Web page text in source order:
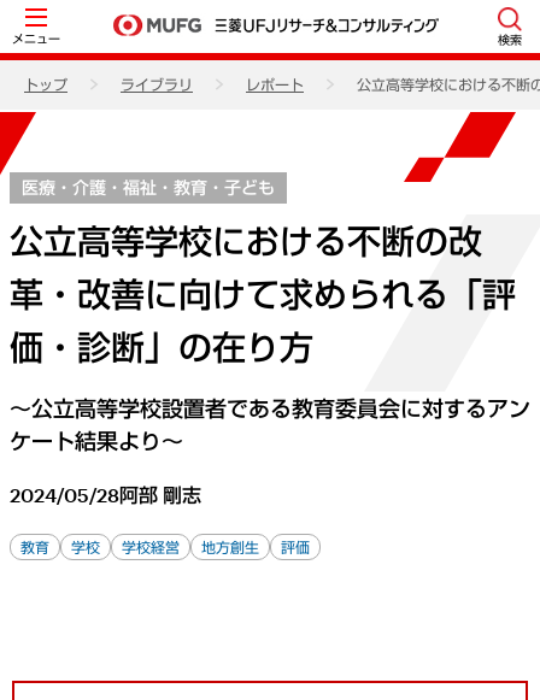
メニュー 検索
トップ ライブラリ レポート 公立高等学校における不断
医療・介護・福祉・教育・子ども
公立高等学校における不断の改
革・改善に向けて求められる「評
価・診断」の在り方
～公立高等学校設置者である教育委員会に対するアン
ケート結果より～
2024/05/28阿部 剛志
教育 学校 学校経営 地方創生 評価